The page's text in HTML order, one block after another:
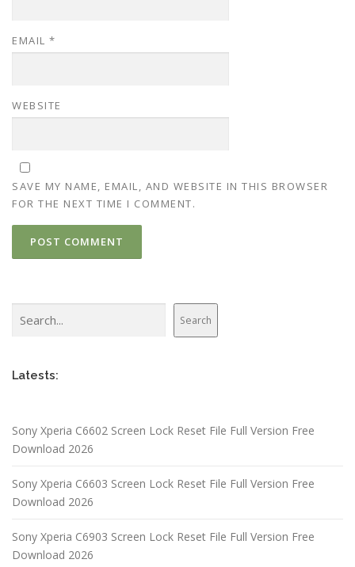
EMAIL *
WEBSITE
SAVE MY NAME, EMAIL, AND WEBSITE IN THIS BROWSER
FOR THE NEXT TIME I COMMENT.
Search
Latests:
Sony Xperia C6602 Screen Lock Reset File Full Version Free
Download 2026
Sony Xperia C6603 Screen Lock Reset File Full Version Free
Download 2026
Sony Xperia C6903 Screen Lock Reset File Full Version Free
Download 2026